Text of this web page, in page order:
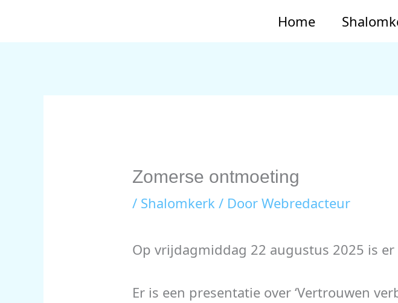
Home
Zomerse ontmoeting
/ Shalomkerk/ Door Webredacteur
Op vrijdagmiddag 22 augustus 2025 is
Er is een presentatie over ‘Vertrouwen